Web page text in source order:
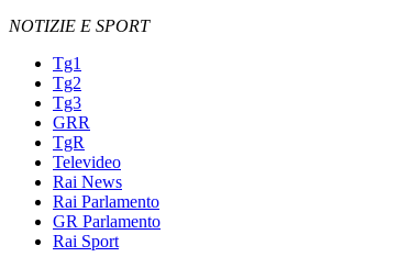
NOTIZIE E SPORT
Tg1
Tg2
Tg3
GRR
TgR
Televideo
Rai News
Rai Parlamento
GR Parlamento
Rai Sport